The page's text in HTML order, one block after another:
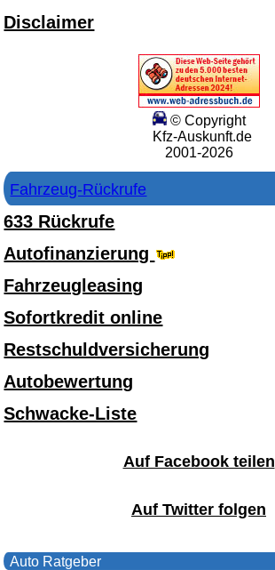
Disclaimer
© Copyright
Kfz-Auskunft.de
2001-2026
Fahrzeug-Rückrufe
633 Rückrufe
Autofinanzierung
Fahrzeugleasing
Sofortkredit online
Restschuldversicherung
Autobewertung
Schwacke-Liste
Auf Facebook teilen
Auf Twitter folgen
Auto Ratgeber